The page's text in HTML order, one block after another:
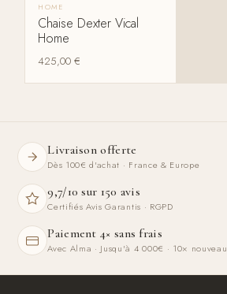
HOME
Chaise Dexter Vical
Home
425,00€
Livraison offerte
Dès 100€ d'achat · France & Europe
9,7/10 sur 150 avis
Certifiés Avis Garantis · RGPD
Paiement 4× sans frais
Avec Alma · Jusqu'à 4 000€ · 10× nouveau